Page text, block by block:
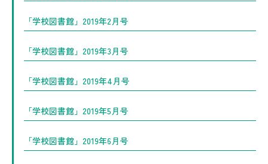
「学校図書館」2019年2月号
「学校図書館」2019年3月号
「学校図書館」2019年4月号
「学校図書館」2019年5月号
「学校図書館」2019年6月号